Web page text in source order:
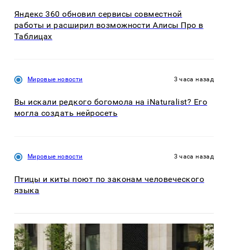
Яндекс 360 обновил сервисы совместной
работы и расширил возможности Алисы Про в
Таблицах
Мировые новости 3 часа назад
Вы искали редкого богомола на iNaturalist? Его
могла создать нейросеть
Мировые новости 3 часа назад
Птицы и киты поют по законам человеческого
языка